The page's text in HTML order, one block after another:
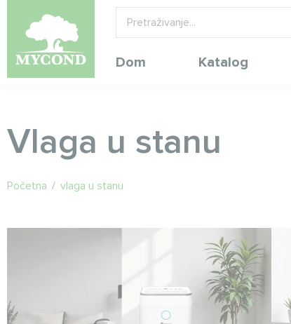
Dom Katalog
Vlaga u stanu
Početna / vlaga u stanu